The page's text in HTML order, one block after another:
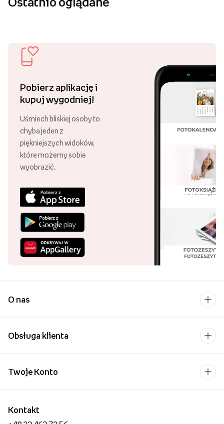
Pobierz aplikację i
kupuj wygodniej!
Uśmiech bliskiej osoby to
chyba jeden z
piękniejszych widoków,
które możemy sobie
wyobrazić.
O nas
Obsługa klienta
Kontakt
Twoje Konto